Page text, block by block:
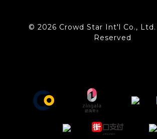
© 2026 Crowd Star Int'l Co.,
Reserved